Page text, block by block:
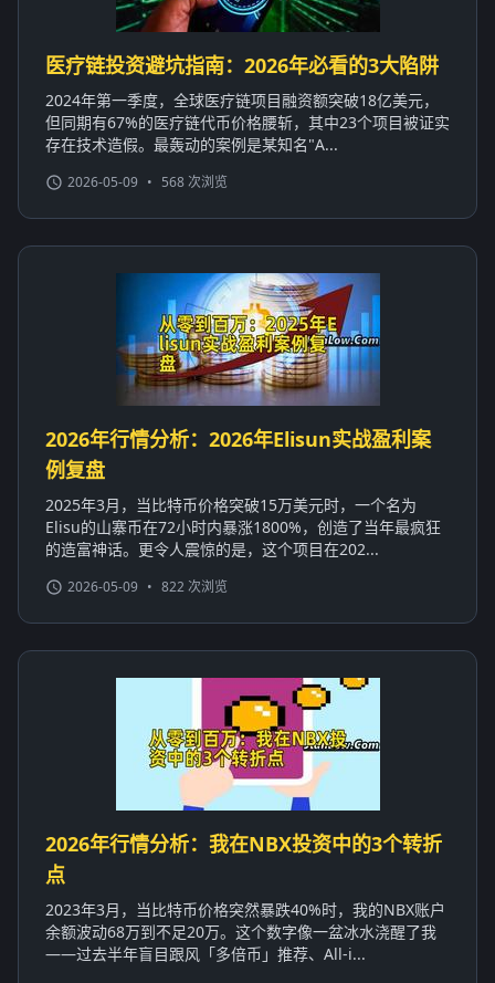
医疗链投资避坑指南：2026年必看的3大陷阱
2024年第一季度，全球医疗链项目融资额突破18亿美元，
但同期有67%的医疗链代币价格腰斩，其中23个项目被证实
存在技术造假。最轰动的案例是某知名"A...
2026-05-09 • 568 次浏览
2026年行情分析：2026年Elisun实战盈利案
例复盘
2025年3月，当比特币价格突破15万美元时，一个名为
Elisu的山寨币在72小时内暴涨1800%，创造了当年最疯狂
的造富神话。更令人震惊的是，这个项目在202...
2026-05-09 • 822 次浏览
2026年行情分析：我在NBX投资中的3个转折
点
2023年3月，当比特币价格突然暴跌40%时，我的NBX账户
余额波动68万到不足20万。这个数字像一盆冰水浇醒了我
——过去半年盲目跟风「多倍币」推荐、All-i...